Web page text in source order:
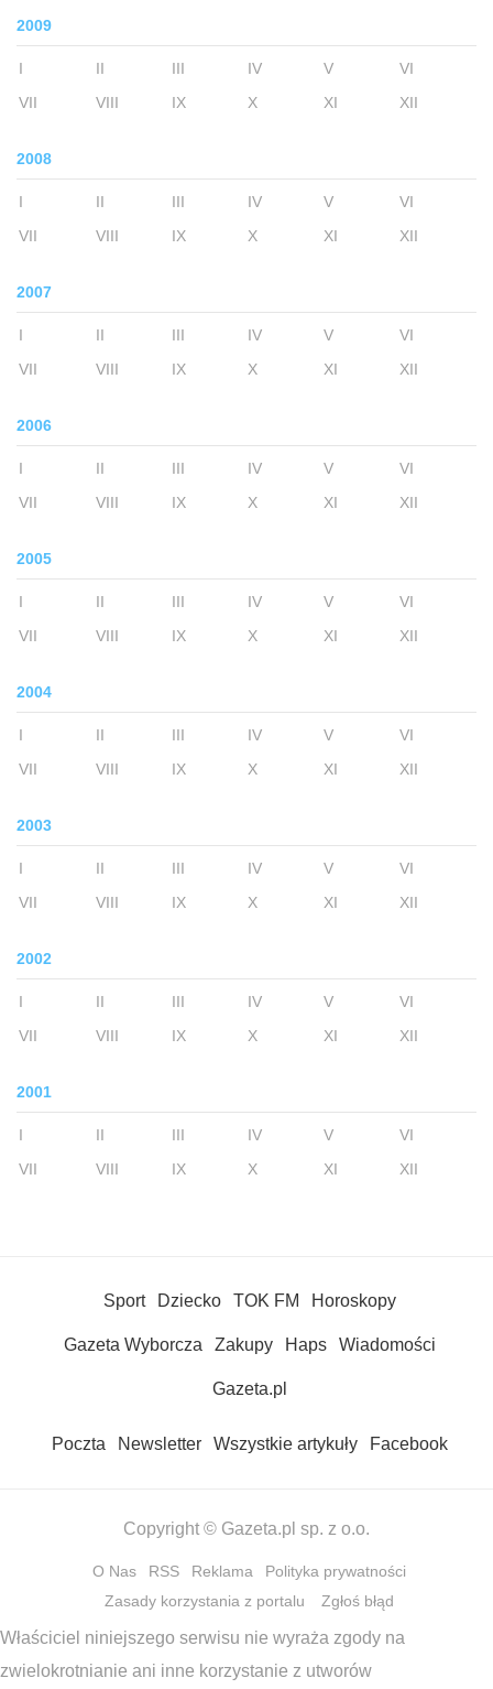
2009
I II III IV V
VI
VII
VIII IX X XI XII
2008
I II III IV V
VI
VII
VIII IX X XI XII
2007
I II III IV V
VI
VII
VIII IX X XI XII
2006
I II III IV V
VI
VII
VIII IX X XI XII
2005
I II III IV V
VI
VII
VIII IX X XI XII
2004
I II III IV V
VI
VII
VIII IX X XI XII
2003
I II III IV V
VI
VII
VIII IX X XI XII
2002
I II III IV V
VI
VII
VIII IX X XI XII
2001
I II III IV V
VI
VII
VIII IX X XI XII
Sport Dziecko TOK FM Horoskopy
Gazeta Wyborcza Zakupy Haps Wiadomości
Gazeta.pl
Poczta Newsletter Wszystkie artykuły Facebook
Copyright © Gazeta.pl sp. z o.o.
O Nas RSS Reklama
Polityka prywatności
Zasady korzystania z portalu
Zgłoś błąd
Właściciel niniejszego serwisu nie wyraża zgody na
zwielokrotnianie ani inne korzystanie z utworów